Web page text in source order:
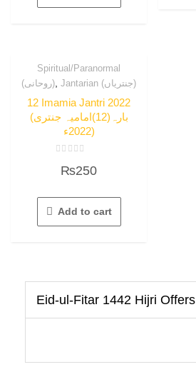
Spiritual/Paranormal
(روحانی) , Jantarian (جنتریاں)
12 Imamia Jantri 2022
(بارہ(12)امامیہ جنتری
2022ء)
out
5
₨250
Add to cart
Eid-ul-Fitar 1442 Hijri Offers